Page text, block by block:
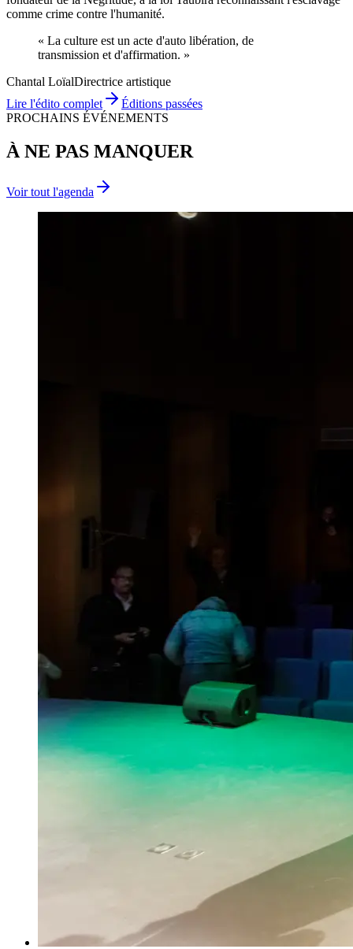
comme crime contre l'humanité.
« La culture est un acte d'auto libération, de
transmission et d'affirmation. »
Chantal LoïalDirectrice artistique
Lire l'édito complet
Éditions passées
PROCHAINS ÉVÉNEMENTS
À NE PAS MANQUER
Voir tout l'agenda